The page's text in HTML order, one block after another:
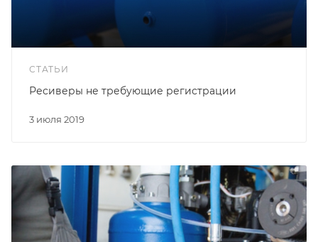
СТАТЬИ
3 июля 2019
Ресиверы не требующие регистрации